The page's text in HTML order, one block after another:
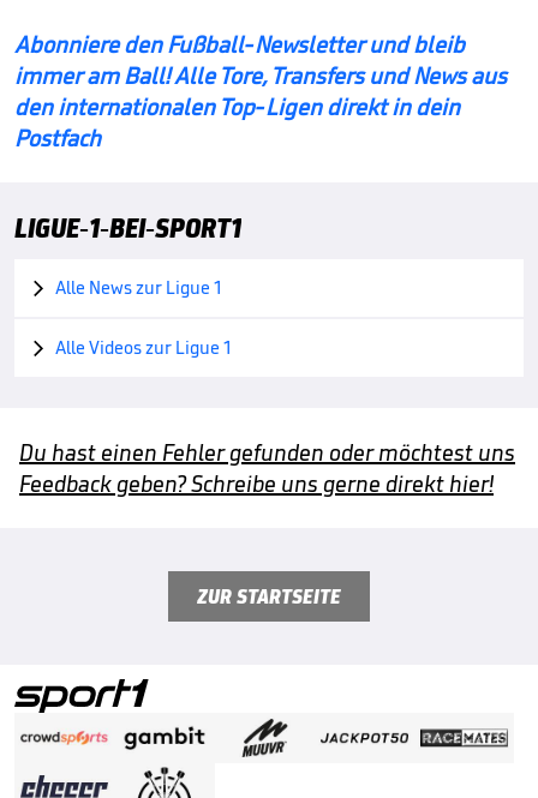
Abonniere den Fußball-Newsletter und bleib
immer am Ball! Alle Tore, Transfers und News aus
den internationalen Top-Ligen direkt in dein
Postfach
LIGUE-1-BEI-SPORT1
 Alle News zur Ligue 1
 Alle Videos zur Ligue 1
Du hast einen Fehler gefunden oder möchtest uns
Feedback geben? Schreibe uns gerne direkt hier!
ZUR STARTSEITE